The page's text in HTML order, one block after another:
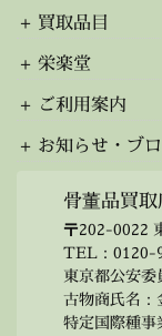
買取品目
栄楽堂
ご利用案内
お知らせ・ブ
骨董品買
〒202-0022
TEL： 0120-
東京都公安
古物商氏名：
特定国際種